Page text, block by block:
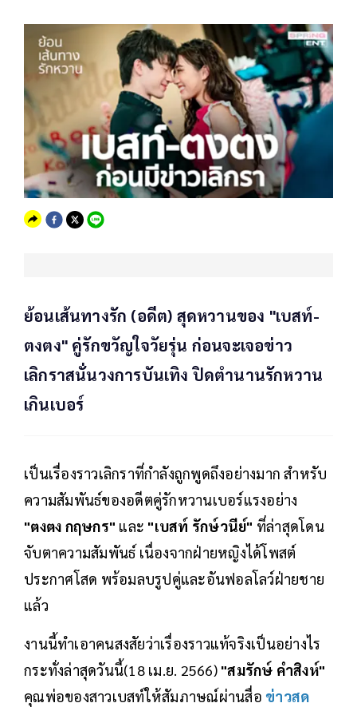
ย้อนเส้นทางรัก (อดีต) สุดหวานของ "เบสท์-
ตงตง" คู่รักขวัญใจวัยรุ่น ก่อนจะเจอข่าว
เลิกราสนั่นวงการบันเทิง ปิดตำนานรักหวาน
เกินเบอร์
เป็นเรื่องราวเลิกราที่กำลังถูกพูดถึงอย่างมาก สำหรับ
ความสัมพันธ์ของอดีตคู่รักหวานเบอร์แรงอย่าง
"ตงตง กฤษกร" และ "เบสท์ รักษ์วนีย์" ที่ล่าสุดโดน
จับตาความสัมพันธ์ เนื่องจากฝ่ายหญิงได้โพสต์
ประกาศโสด พร้อมลบรูปคู่และอันฟอลโลว์ฝ่ายชาย
แล้ว
งานนี้ทำเอาคนสงสัยว่าเรื่องราวแท้จริงเป็นอย่างไร
กระทั่งล่าสุดวันนี้(18 เม.ย. 2566) "สมรักษ์ คำสิงห์"
คุณพ่อของสาวเบสท์ให้สัมภาษณ์ผ่านสื่อ ข่าวสด